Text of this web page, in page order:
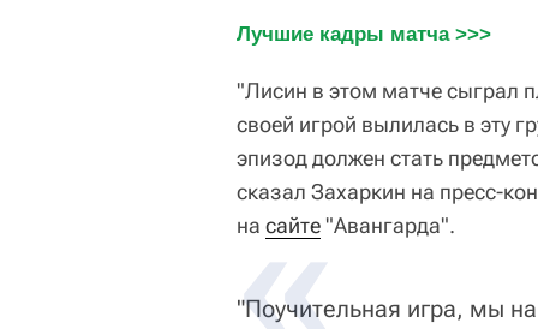
Лучшие кадры матча >>>
"Лисин в этом матче сыграл
своей игрой вылилась в эту
эпизод должен стать
сказал Захаркин на пресс-
на сайте "Авангарда".
"Поучительная игра, мы